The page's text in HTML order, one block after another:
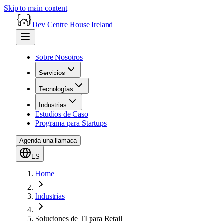
Skip to main content
Dev Centre House Ireland
Sobre Nosotros
Servicios
Tecnologías
Industrias
Estudios de Caso
Programa para Startups
Agenda una llamada
ES
Home
Industrias
Soluciones de TI para Retail